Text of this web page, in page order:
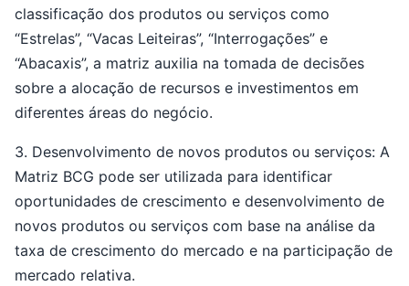
classificação dos produtos ou serviços como
“Estrelas”, “Vacas Leiteiras”, “Interrogações” e
“Abacaxis”, a matriz auxilia na tomada de decisões
sobre a alocação de recursos e investimentos em
diferentes áreas do negócio.
3. Desenvolvimento de novos produtos ou serviços: A
Matriz BCG pode ser utilizada para identificar
oportunidades de crescimento e desenvolvimento de
novos produtos ou serviços com base na análise da
taxa de crescimento do mercado e na participação de
mercado relativa.